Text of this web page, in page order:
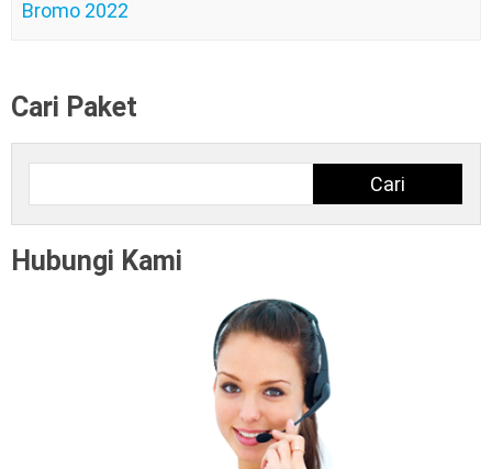
Bromo 2022
Cari Paket
Cari
Hubungi Kami